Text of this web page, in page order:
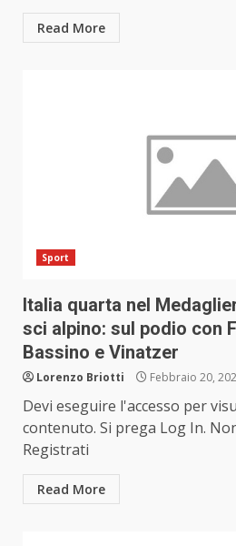
Read More
Sport
Italia quarta nel
sci alpino: sul podio con
Bassino e Vinatzer
Lorenzo Briotti Febbraio 20,
Devi eseguire l'accesso per
contenuto. Si prega Log In.
Registrati
Read More